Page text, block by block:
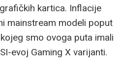
kartica. Inflacije
mainstream modeli poput
smo ovoga puta imali
evoj Gaming X varijanti.